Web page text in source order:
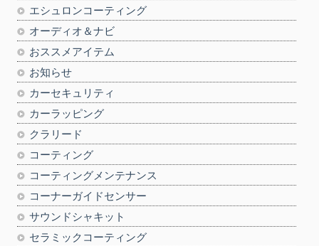
エシュロンコーティング
オーディオ＆ナビ
おススメアイテム
お知らせ
カーセキュリティ
カーラッピング
クラリード
コーティング
コーティングメンテナンス
コーナーガイドセンサー
サウンドシャキット
セラミックコーティング